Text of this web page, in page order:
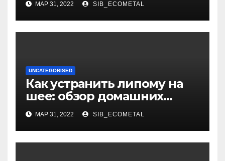
достижения знаменитой
российской актрисы
МАР 31, 2022 SIB_ECOMETAL
UNCATEGORISED
Как устранить липому на
шее: обзор домашних
методов лечения
МАР 31, 2022 SIB_ECOMETAL